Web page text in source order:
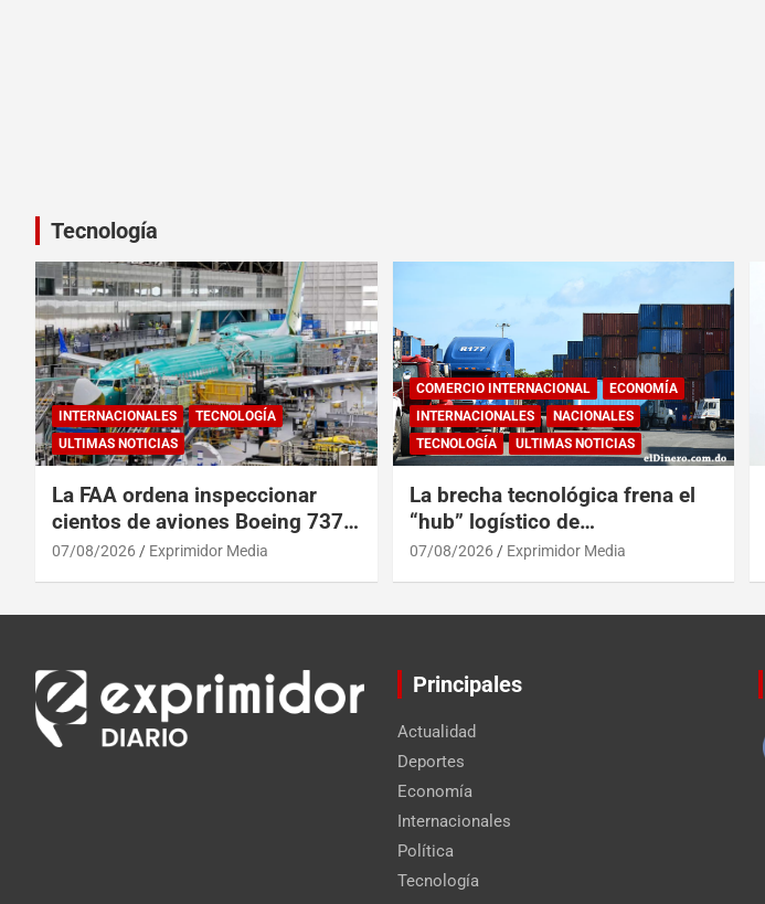
Tecnología
INTERNACIONALES
TECNOLOGÍA
ULTIMAS NOTICIAS
La FAA ordena inspeccionar
cientos de aviones Boeing 737
Max por posibles grietas
07/08/2026 Exprimidor Media
COMERCIO INTERNACIONAL
ECONOMÍA
INTERNACIONALES
NACIONALES
TECNOLOGÍA
ULTIMAS NOTICIAS
La brecha tecnológica frena el
“hub” logístico de
Centroamérica y RD
07/08/2026 Exprimidor Media
Principales
Actualidad
Deportes
Economía
Internacionales
Política
Tecnología